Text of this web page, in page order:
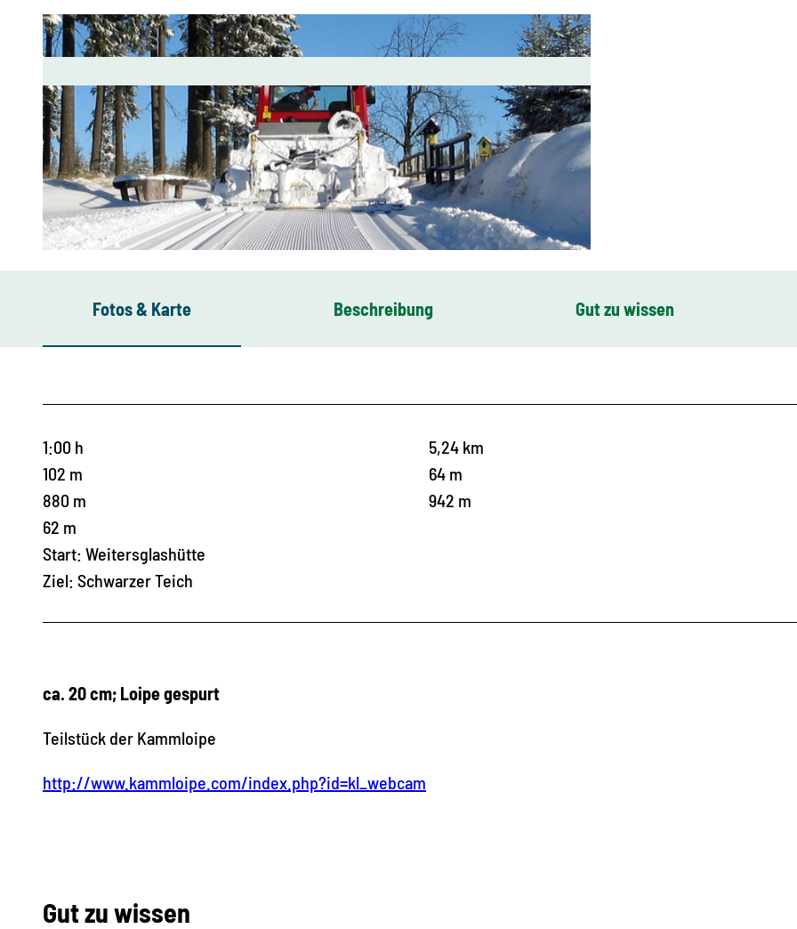
Fotos & Karte Beschreibung Gut zu wissen
1:00 h
5,24 km
102 m
64 m
880 m
942 m
62 m
Start: Weitersglashütte
Ziel: Schwarzer Teich
ca. 20 cm; Loipe gespurt
Teilstück der Kammloipe
http://www.kammloipe.com/index.php?id=kl_webcam
Gut zu wissen